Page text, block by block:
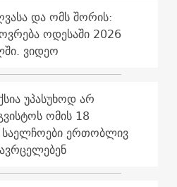
და ომს შორის:
ოდესაში 2026
ვიდეო
უპასუხოდ არ
ომის 18
ერთობლივ